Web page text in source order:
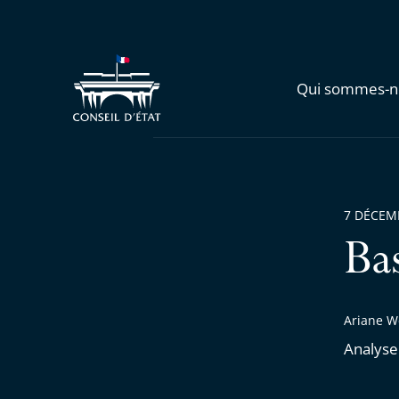
Qui sommes-
Ariane
7